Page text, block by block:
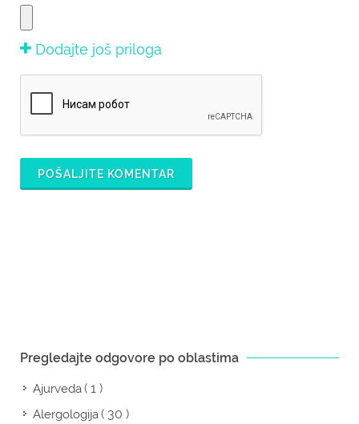
Dodajte još priloga
POŠALJITE KOMENTAR
Pregledajte odgovore po oblastima
Ajurveda( 1 )
Alergologija( 30 )